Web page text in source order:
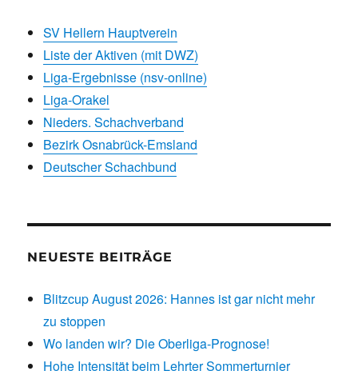
SV Hellern Hauptverein
Liste der Aktiven (mit DWZ)
Liga-Ergebnisse (nsv-online)
Liga-Orakel
Nieders. Schachverband
Bezirk Osnabrück-Emsland
Deutscher Schachbund
NEUESTE BEITRÄGE
Blitzcup August 2026: Hannes ist gar nicht mehr
zu stoppen
Wo landen wir? Die Oberliga-Prognose!
Hohe Intensität beim Lehrter Sommerturnier